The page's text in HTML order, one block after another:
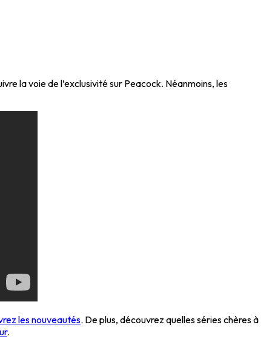
la voie de l’exclusivité sur Peacock. Néanmoins, les
les nouveautés. De plus, découvrez quelles séries chères à
.